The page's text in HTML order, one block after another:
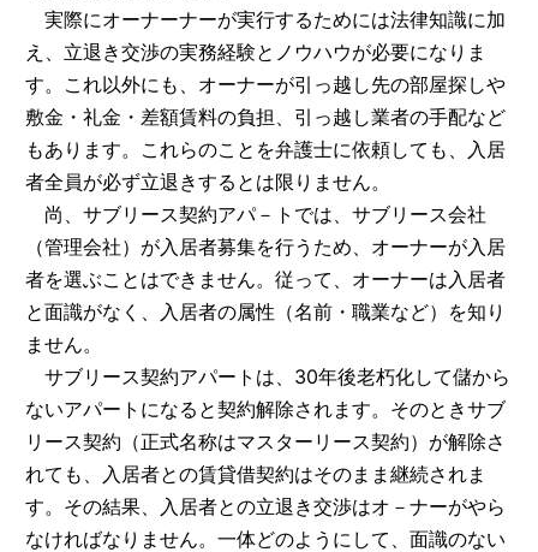
実際にオーナーナーが実行するためには法律知識に加
え、立退き交渉の実務経験とノウハウが必要になりま
す。これ以外にも、オーナーが引っ越し先の部屋探しや
敷金・礼金・差額賃料の負担、引っ越し業者の手配など
もあります。これらのことを弁護士に依頼しても、入居
者全員が必ず立退きするとは限りません。
尚、サブリース契約アパ－トでは、サブリース会社
（管理会社）が入居者募集を行うため、オーナーが入居
者を選ぶことはできません。従って、オーナーは入居者
と面識がなく、入居者の属性（名前・職業など）を知り
ません。
サブリース契約アパートは、30年後老朽化して儲から
ないアパートになると契約解除されます。そのときサブ
リース契約（正式名称はマスターリース契約）が解除さ
れても、入居者との賃貸借契約はそのまま継続されま
す。その結果、入居者との立退き交渉はオ－ナーがやら
なければなりません。一体どのようにして、面識のない